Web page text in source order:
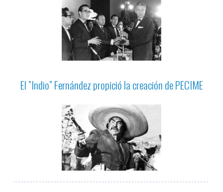
El ”Indio” Fernández propició la creación de PECIME